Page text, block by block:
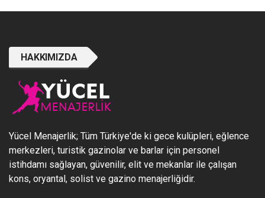
HAKKIMIZDA
Yücel Menajerlik; Tüm Türkiye'de ki gece kulüpleri, eğlence
merkezleri, turistik gazinolar ve barlar için personel
istihdamı sağlayan, güvenilir, elit ve mekanlar ile çalışan
kons, oryantal, solist ve gazino menajerliğidir.